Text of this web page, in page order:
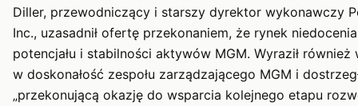
Diller, przewodniczący i starszy dyrektor wykonawczy
Inc., uzasadnił ofertę przekonaniem, że rynek niedocenia
potencjału i stabilności aktywów MGM. Wyraził również
w doskonałość zespołu zarządzającego MGM i
„przekonującą okazję do wsparcia kolejnego etapu